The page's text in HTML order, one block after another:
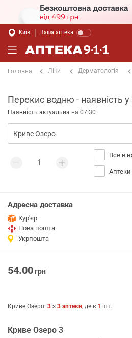
Київ Ваша аптека
Головна Ліки Дерматологія
Перекис водню - наявність
Наявність актуальна на 07:30
Все в
Адресна доставка
Кур'єр
Нова пошта
Укрпошта
54.00грн
Криве Озеро: 3 з 3 аптеки, де є 1 шт.
Криве Озеро 3